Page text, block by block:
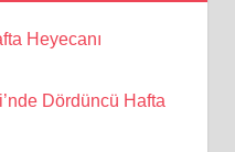
Heyecanı
Dördüncü Hafta